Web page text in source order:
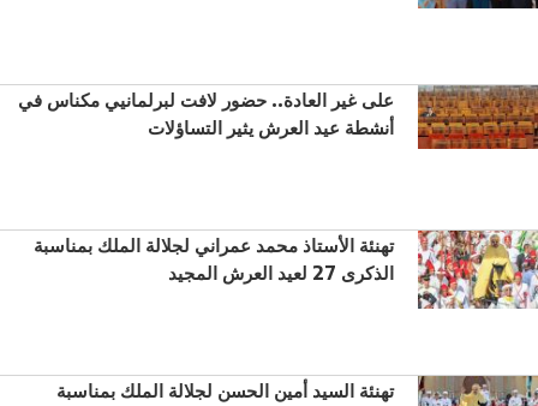
على غير العادة.. حضور لافت لبرلمانيي مكناس في
أنشطة عيد العرش يثير التساؤلات
تهنئة الأستاذ محمد عمراني لجلالة الملك بمناسبة
الذكرى 27 لعيد العرش المجيد
تهنئة السيد أمين الحسن لجلالة الملك بمناسبة